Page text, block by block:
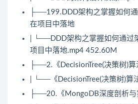
├──199.DDD架构之掌握如何
在项目中落地
| └──DDD架构之掌握如何通过
项目中落地.mp4 452.60M
├──2.《DecisionTree(决策树)算
| └──《DecisionTree(决策树)算
├──20.《 MongoDB深度剖析与